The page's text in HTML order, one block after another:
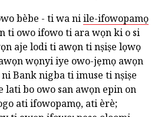
bèbe - ti wa niile-ifowopamọ
ti owo ifowo ti ara wọn ki o si
aje lodi ti awọn ti nṣiṣe lọwọ
wọnyi iye owo-jẹmọ awọn
ni Bank nigba ti imuse ti nṣiṣe
lati bo owo san awọn epin on
ati ifowopamọ, ati èrè;